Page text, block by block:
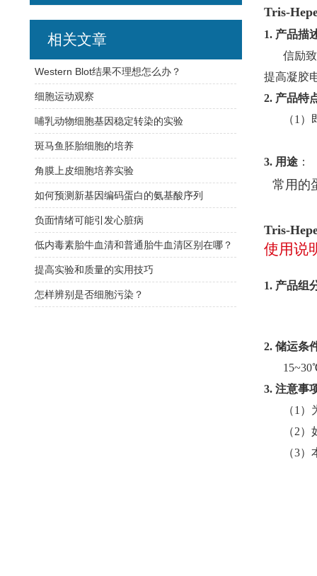
Tris-
1. 产品描
信励
提高凝胶
2. 产品特
（1）
3. 用途：
常用的
Tris-
使用说
1. 产品组
2. 储运条
3. 注意事
（1
（2
（3
相关文章
Western Blot结果不理想怎么办？
细胞运动观察
哺乳动物细胞基因稳定转染的实验
斑马鱼胚胎细胞的培养
角膜上皮细胞培养实验
如何预测新基因编码蛋白的氨基酸序列
负面情绪可能引发心脏病
低内毒素胎牛血清和普通胎牛血清区别在哪？
提高实验和质量的实用技巧
怎样辨别是否细胞污染？